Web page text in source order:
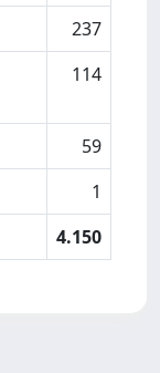
237
114
59
1
4.150